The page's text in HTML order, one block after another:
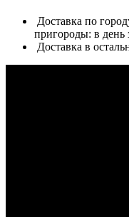
Доставка по
пригороды: в день
Доставка в